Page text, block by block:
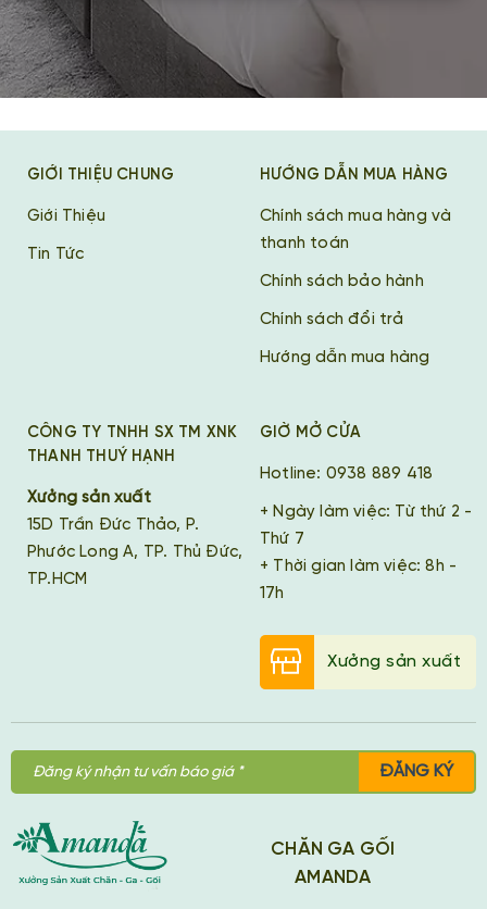
GIỚI THIỆU CHUNG
Giới Thiệu
Tin Tức
HƯỚNG DẪN MUA HÀNG
Chính sách mua hàng và
thanh toán
Chính sách bảo hành
Chính sách đổi trả
Hướng dẫn mua hàng
CÔNG TY TNHH SX TM XNK
THANH THUÝ HẠNH
Xưởng sản xuất
15D Trần Đức Thảo, P.
Phước Long A, TP. Thủ Đức,
TP.HCM
GIỜ MỞ CỬA
Hotline: 0938 889 418
+ Ngày làm việc: Từ thứ 2 -
Thứ 7
+ Thời gian làm việc: 8h -
17h
Xưởng sản xuất
ĐĂNG KÝ
CHĂN GA GỐI
AMANDA